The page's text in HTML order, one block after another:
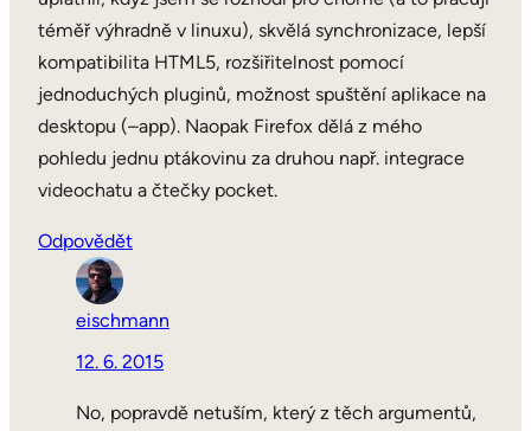
téměř výhradně v linuxu), skvělá synchronizace, lepší
kompatibilita HTML5, rozšiřitelnost pomocí
jednoduchých pluginů, možnost spuštění aplikace na
desktopu (–app). Naopak Firefox dělá z mého
pohledu jednu ptákovinu za druhou např. integrace
videochatu a čtečky pocket.
Odpovědět
eischmann
12. 6. 2015
No, popravdě netuším, který z těch argumentů,